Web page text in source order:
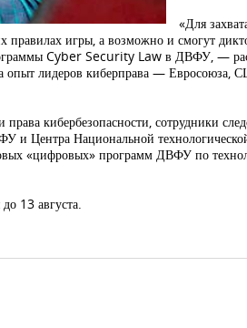
«Для
игры, а возможно и смогут
Cyber Security Law в ДВФУ, —
лидеров киберправа —
кибербезопасности, сотрудники
Центра Национальной
«цифровых» программ ДВФУ по
13 августа.